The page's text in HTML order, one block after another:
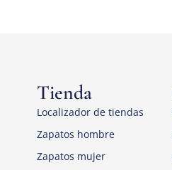
Tienda
Localizador de tiendas
Zapatos hombre
Zapatos mujer